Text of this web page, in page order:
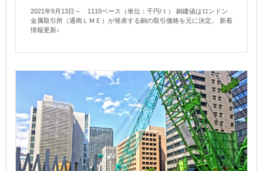
2021年9月13日～ 1110ベース（単位：千円/ｔ） 銅建値はロンドン
金属取引所（通商ＬＭＥ）が発表する銅の取引価格を元に決定。 新着
情報更新↓